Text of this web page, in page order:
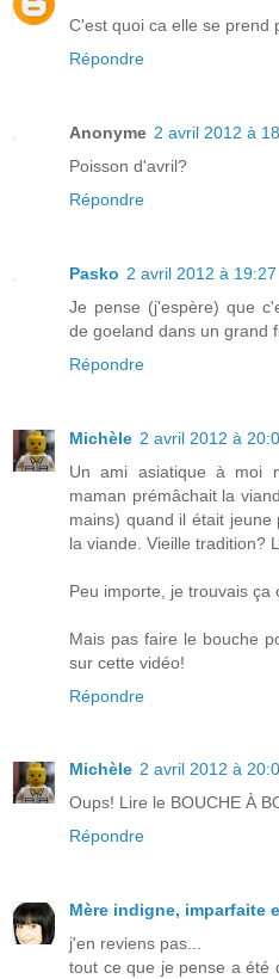
C'est quoi ca elle se prend
Répondre
Anonyme 2 avril 2012 à
Poisson d'avril?
Répondre
Pasko 2 avril 2012 à 19:27
Je pense (j'espère) que
de goeland dans un grand
Répondre
Michèle 2 avril 2012 à
Un ami asiatique à moi
maman prémâchait la
mains) quand il était
la viande. Vieille tradition?
Peu importe, je trouvais ça
Mais pas faire le bouche
sur cette vidéo!
Répondre
Michèle 2 avril 2012 à
Oups! Lire le BOUCHE À
Répondre
Mère indigne, imparfaite
j'en reviens pas...
tout ce que je pense a été